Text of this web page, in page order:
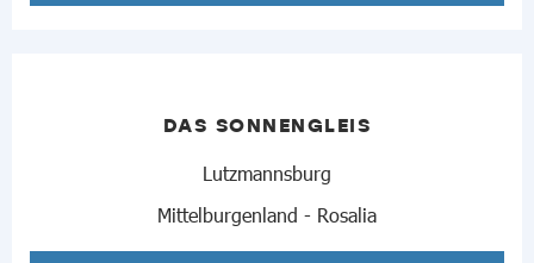
DAS SONNENGLEIS
Lutzmannsburg
Mittelburgenland - Rosalia